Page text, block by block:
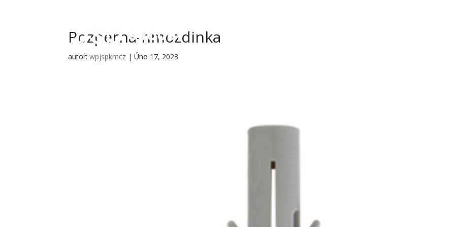
Rozperna-hmozdinka
autor:wpjspkmcz |Úno 17, 2023